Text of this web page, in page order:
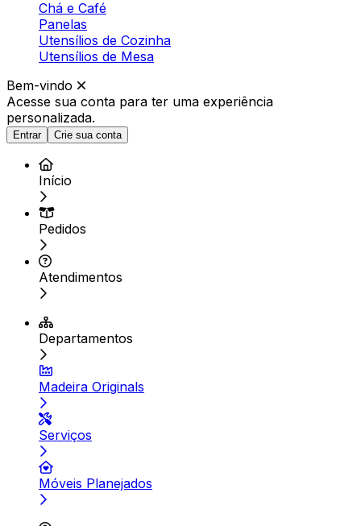
Chá e Café
Panelas
Utensílios de Cozinha
Utensílios de Mesa
Bem-vindo
Acesse sua conta para ter uma experiência
personalizada.
Entrar Crie sua conta
Início
Pedidos
Atendimentos
Departamentos
Madeira Originals
Serviços
Móveis Planejados